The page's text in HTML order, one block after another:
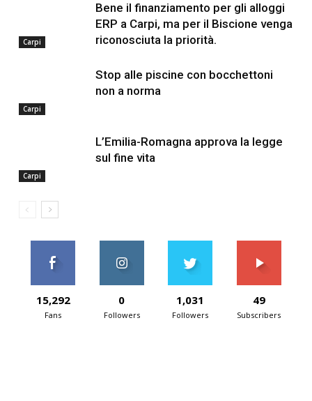
Carpi
Bene il finanziamento per gli alloggi
ERP a Carpi, ma per il Biscione venga
riconosciuta la priorità.
Carpi
Stop alle piscine con bocchettoni
non a norma
Carpi
L’Emilia-Romagna approva la legge
sul fine vita
15,292
Fans
0
Followers
1,031
Followers
49
Subscribers